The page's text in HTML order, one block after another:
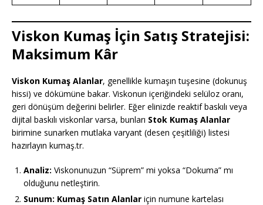
Viskon Kumaş İçin Satış Stratejisi:
Maksimum Kâr
Viskon Kumaş Alanlar, genellikle kumaşın tuşesine (dokunuş
hissi) ve dökümüne bakar. Viskonun içeriğindeki selüloz oranı,
geri dönüşüm değerini belirler. Eğer elinizde reaktif baskılı veya
dijital baskılı viskonlar varsa, bunları Stok Kumaş Alanlar
birimine sunarken mutlaka varyant (desen çeşitliliği) listesi
hazırlayın kumaş.tr.
Analiz: Viskonunuzun “Süprem” mi yoksa “Dokuma” mı
olduğunu netleştirin.
Sunum: Kumaş Satın Alanlar için numune kartelası